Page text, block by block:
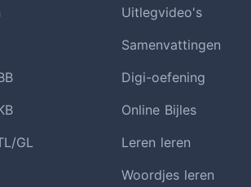
GL
Uitlegvideo's
Samenvattingen
Digi-oefening
Online Bijles
Leren leren
Woordjes leren